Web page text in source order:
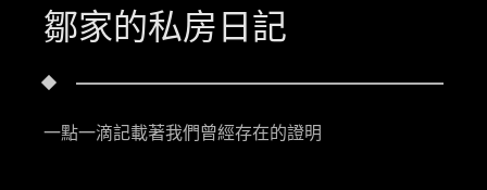
鄒家的私房日記
一點一滴記載著我們曾經存在的證明